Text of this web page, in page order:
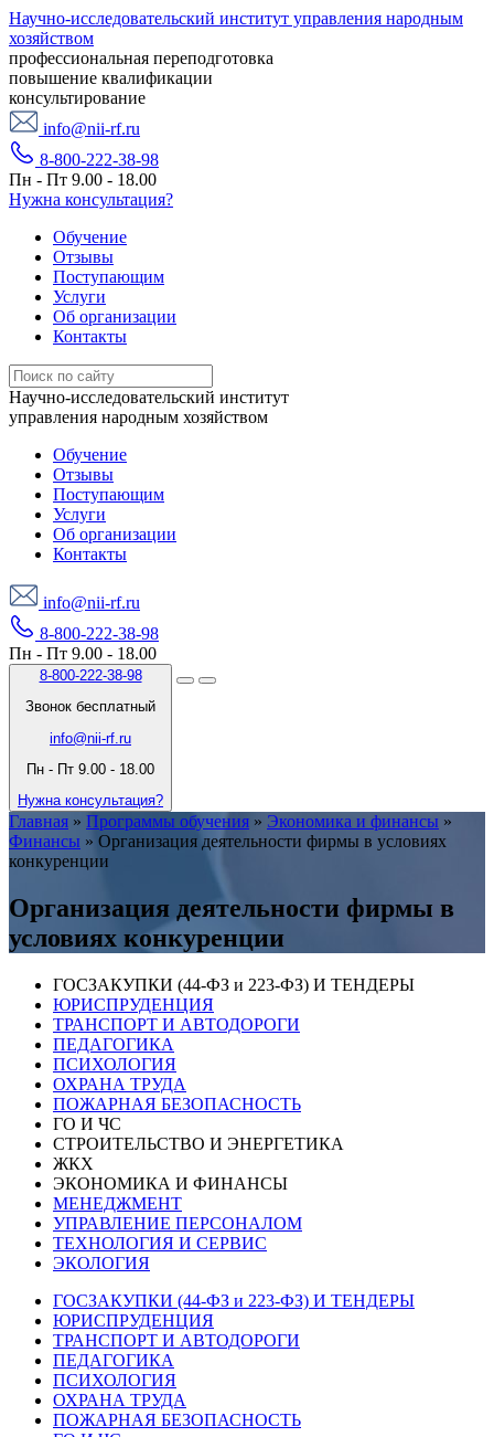
Научно-исследовательский институт управления народным
хозяйством
профессиональная переподготовка
повышение квалификации
консультирование
info@nii-rf.ru
8-800-222-38-98
Пн - Пт 9.00 - 18.00
Нужна консультация?
Обучение
Отзывы
Поступающим
Услуги
Об организации
Контакты
Научно-исследовательский институт
управления народным хозяйством
Обучение
Отзывы
Поступающим
Услуги
Об организации
Контакты
info@nii-rf.ru
8-800-222-38-98
Пн - Пт 9.00 - 18.00
8-800-222-38-98
Звонок бесплатный
info@nii-rf.ru
Пн - Пт 9.00 - 18.00
Нужна консультация?
Главная » Программы обучения » Экономика и финансы »
Финансы » Организация деятельности фирмы в условиях
конкуренции
Организация деятельности фирмы в
условиях конкуренции
ГОСЗАКУПКИ (44-ФЗ и 223-ФЗ) И ТЕНДЕРЫ
ЮРИСПРУДЕНЦИЯ
ТРАНСПОРТ И АВТОДОРОГИ
ПЕДАГОГИКА
ПСИХОЛОГИЯ
ОХРАНА ТРУДА
ПОЖАРНАЯ БЕЗОПАСНОСТЬ
ГО И ЧС
СТРОИТЕЛЬСТВО И ЭНЕРГЕТИКА
ЖКХ
ЭКОНОМИКА И ФИНАНСЫ
МЕНЕДЖМЕНТ
УПРАВЛЕНИЕ ПЕРСОНАЛОМ
ТЕХНОЛОГИЯ И СЕРВИС
ЭКОЛОГИЯ
ГОСЗАКУПКИ (44-ФЗ и 223-ФЗ) И ТЕНДЕРЫ
ЮРИСПРУДЕНЦИЯ
ТРАНСПОРТ И АВТОДОРОГИ
ПЕДАГОГИКА
ПСИХОЛОГИЯ
ОХРАНА ТРУДА
ПОЖАРНАЯ БЕЗОПАСНОСТЬ